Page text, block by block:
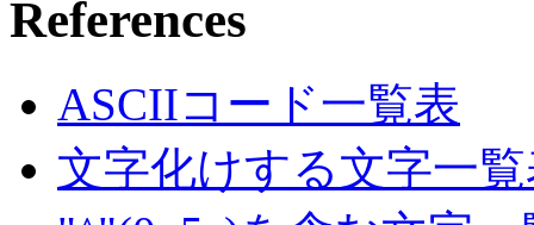
ASCIIコード一覧表
文字化けする文字一